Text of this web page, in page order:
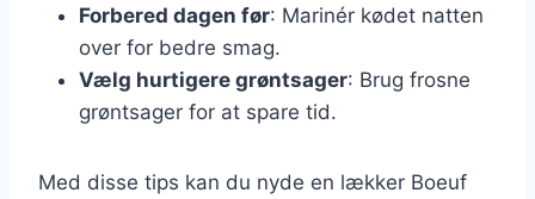
Forbered dagen før: Marinér kødet natten
over for bedre smag.
Vælg hurtigere grøntsager: Brug frosne
grøntsager for at spare tid.
Med disse tips kan du nyde en lækker Boeuf